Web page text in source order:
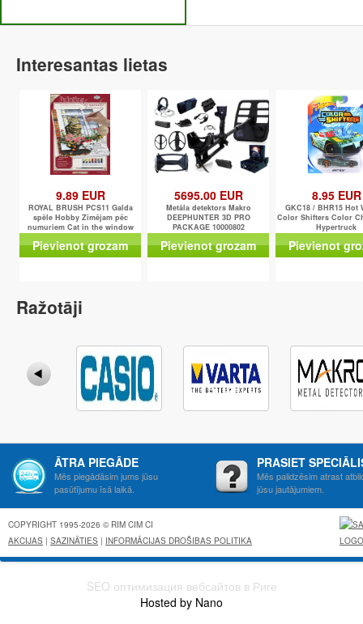
Interesantas lietas
9.89 EUR
ROYAL BRUSH PCS11 Galda
spēle Hobby Zīmējam pēc
numuriem Cat in the window
Pievienot grozam
5695.00 EUR
Metāla detektors Makro
DEEPHUNTER 3D PRO
PACKAGE 10000802
Pievienot grozam
8.95 EUR
GKC18 / BHR15 Hot
Color Shifters Color
Hypertruck
Pievienot
Ražotāji
ĀTRA PIEGĀDE
Mēs piegādāsim jums jūsu
pasūtījumu īsā laikā.
PRASIET
Mēs palidzēsim atrast
jūsu jautājumiem.
COPYRIGHT 1995-2026 © RIM CIM CI
AKCIJAS | SAZINĀTIES | INFORMĀCIJAS DROŠIBAS POLITIKA
SEO оптимизация вебсайтов в Риге
Hosted by Nano